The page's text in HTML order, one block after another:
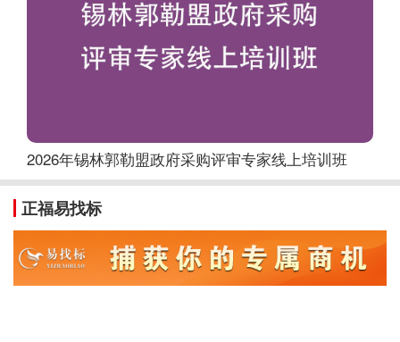
2026年锡林郭勒盟政府采购评审专家线上培训班
正福易找标